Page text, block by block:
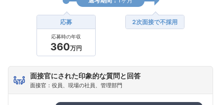
応募
応募時の年収
360万円
2次面接で不採用
面接官にされた印象的な質問と回答
面接官：役員、現場の社員、管理部門